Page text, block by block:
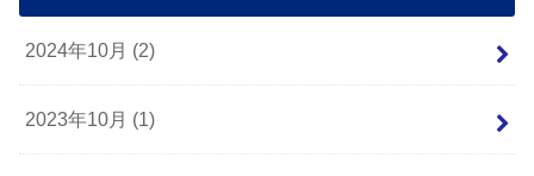
2024年10月 (2)
2023年10月 (1)